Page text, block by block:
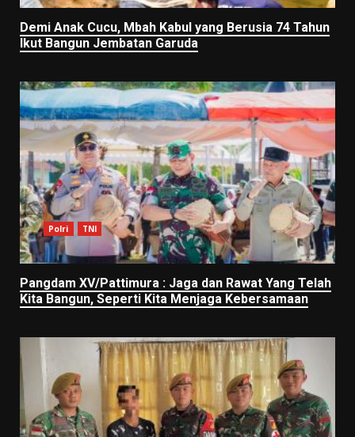
Demi Anak Cucu, Mbah Kabul yang Berusia 74 Tahun
Ikut Bangun Jembatan Garuda
Polri TNI
Pangdam XV/Pattimura : Jaga dan Rawat Yang Telah
Kita Bangun, Seperti Kita Menjaga Kebersamaan